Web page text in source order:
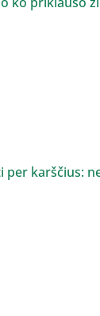
per karščius: